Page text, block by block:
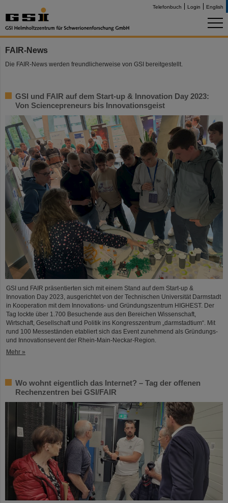
Telefonbuch Login English
FAIR-News
Die FAIR-News werden freundlicherweise von GSI bereitgestellt.
GSI und FAIR auf dem Start-up & Innovation Day 2023:
Von Sciencepreneurs bis Innovationsgeist
GSI und FAIR präsentierten sich mit einem Stand auf dem Start-up &
Innovation Day 2023, ausgerichtet von der Technischen Universität Darmstadt
in Kooperation mit dem Innovations- und Gründungszentrum HIGHEST. Der
Tag lockte über 1.700 Besuchende aus den Bereichen Wissenschaft,
Wirtschaft, Gesellschaft und Politik ins Kongresszentrum „darmstadtium“. Mit
rund 100 Messeständen etabliert sich das Event zunehmend als Gründungs-
und Innovationsevent der Rhein-Main-Neckar-Region.
Mehr »
Wo wohnt eigentlich das Internet? – Tag der offenen
Rechenzentren bei GSI/FAIR